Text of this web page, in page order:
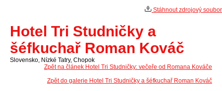
Stáhnout zdrojový soubor
Hotel Tri Studničky a
šéfkuchař Roman Kováč
Slovensko, Nízké Tatry, Chopok
Zpět na článek Hotel Tri Studničky: večeře od Romana Kováče
Zpět do galerie Hotel Tri Studničky a šéfkuchař Roman Kováč